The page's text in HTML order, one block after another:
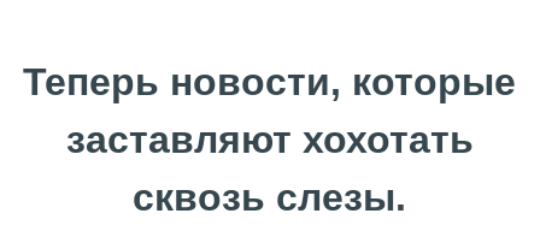
Теперь новости, которые
заставляют хохотать
сквозь слезы.